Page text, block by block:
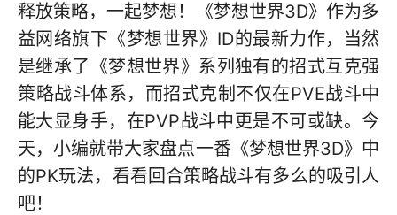
释放策略，一起梦想！《梦想世界3D》作为多
益网络旗下《梦想世界》ID的最新力作，当然
是继承了《梦想世界》系列独有的招式互克强
策略战斗体系，而招式克制不仅在PVE战斗中
能大显身手，在PVP战斗中更是不可或缺。今
天，小编就带大家盘点一番《梦想世界3D》中
的PK玩法，看看回合策略战斗有多么的吸引人
吧！